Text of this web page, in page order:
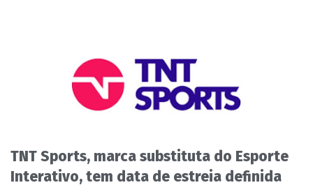
TNT Sports, marca substituta do Esporte
Interativo, tem data de estreia definida